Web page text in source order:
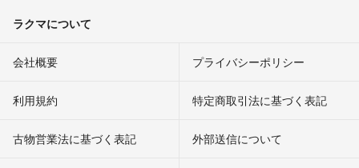
ラクマについて
会社概要 プライバシーポリシー
利用規約 特定商取引法に基づく表記
古物営業法に基づく表記 外部送信について